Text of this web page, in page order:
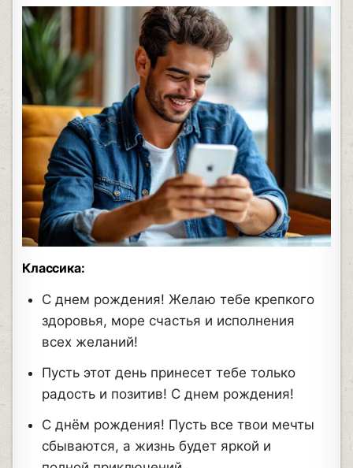
Классика:
С днем рождения! Желаю тебе крепкого
здоровья, море счастья и исполнения
всех желаний!
Пусть этот день принесет тебе только
радость и позитив! С днем рождения!
С днём рождения! Пусть все твои мечты
сбываются, а жизнь будет яркой и